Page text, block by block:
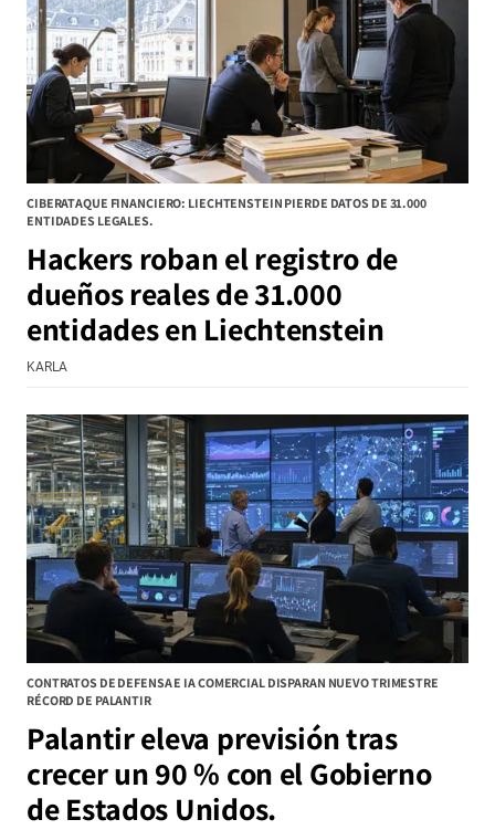
CIBERATAQUE FINANCIERO: LIECHTENSTEIN PIERDE DATOS DE 31.000
ENTIDADES LEGALES.
Hackers roban el registro de
dueños reales de 31.000
entidades en Liechtenstein
KARLA
CONTRATOS DE DEFENSA E IA COMERCIAL DISPARAN NUEVO TRIMESTRE
RÉCORD DE PALANTIR
Palantir eleva previsión tras
crecer un 90 % con el Gobierno
de Estados Unidos.